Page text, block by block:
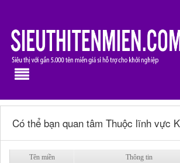
Có thể bạn quan tâm Thuộc lĩnh vực
Tên miền Thông tin